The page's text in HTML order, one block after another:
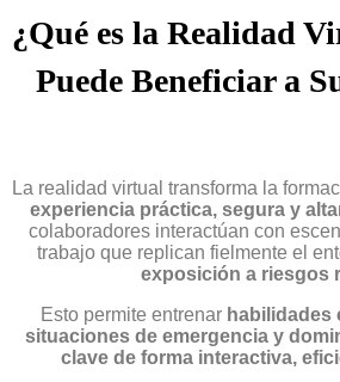
¿Qué es la Realidad
Puede Beneficiar a
La realidad virtual transforma la
experiencia práctica, segura y
colaboradores interactúan con
trabajo que replican fielmente el
exposición a riesgos
Esto permite entrenar habilidades
situaciones de emergencia y
clave de forma interactiva,